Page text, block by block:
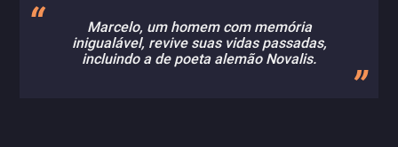
Marcelo, um homem com memória
inigualável, revive suas vidas passadas,
incluindo a de poeta alemão Novalis.